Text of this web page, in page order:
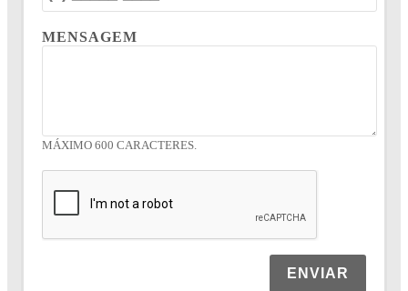
MENSAGEM
MÁXIMO 600 CARACTERES.
ENVIAR